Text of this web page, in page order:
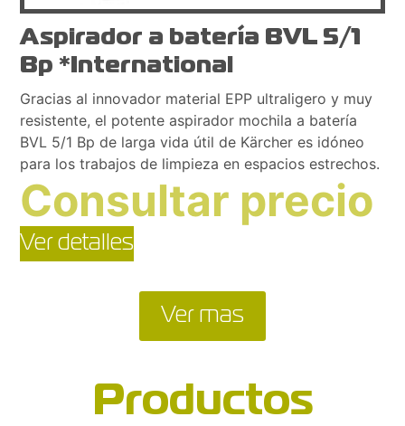
Aspirador a batería BVL 5/1
Bp *International
Gracias al innovador material EPP ultraligero y muy
resistente, el potente aspirador mochila a batería
BVL 5/1 Bp de larga vida útil de Kärcher es idóneo
para los trabajos de limpieza en espacios estrechos.
Consultar precio
Ver detalles
Ver mas
Productos